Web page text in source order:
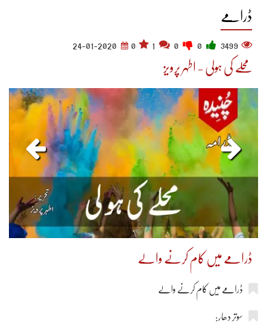
ڈرامے
3499
0
24-01-2020
محلے کی ہولی - اطہر پرویز
ڈرامے میں کام کرنے والے
ڈرامے میں کام کرنے والے
سوتر دھار: